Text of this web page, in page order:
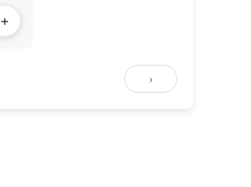
+
›